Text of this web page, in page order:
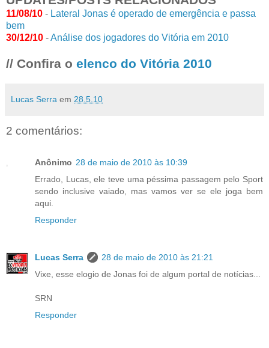
11/08/10 - Lateral Jonas é operado de emergência e passa
bem
30/12/10 -Análise dos jogadores do Vitória em 2010
// Confira o elenco do Vitória 2010
Lucas Serra em 28.5.10
2 comentários:
Anônimo 28 de maio de 2010 às 10:39
Errado, Lucas, ele teve uma péssima passagem pelo Sport
sendo inclusive vaiado, mas vamos ver se ele joga bem
aqui.
Responder
Lucas Serra
28 de maio de 2010 às 21:21
Vixe, esse elogio de Jonas foi de algum portal de notícias...
SRN
Responder